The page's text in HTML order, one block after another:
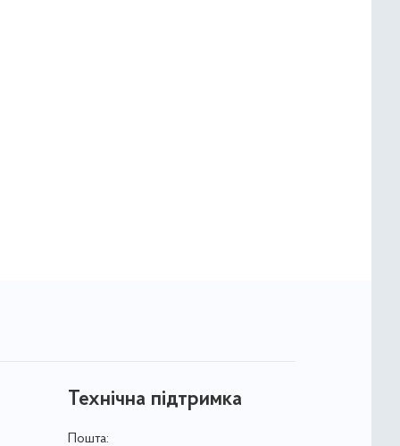
Технічна підтримка
Пошта: